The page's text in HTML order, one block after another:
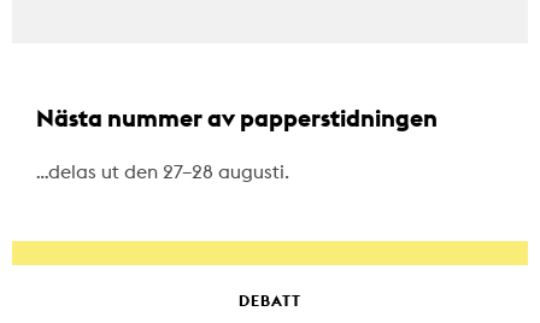
Nästa nummer av papperstidningen
…delas ut den 27–28 augusti.
DEBATT